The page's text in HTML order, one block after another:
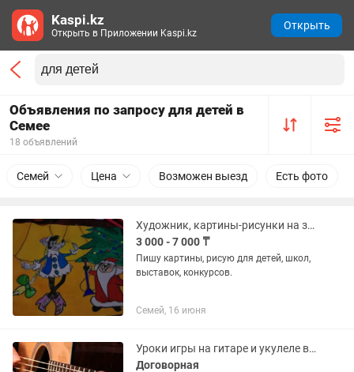
Объявления по запросу для детей в
Семее
18 объявлений
Семей Цена Возможен выезд Есть фото
Художник, картины-рисунки на заказ
3 000 - 7 000 ₸
Пишу картины, рисую для детей, школ,
выставок, конкурсов.
Семей, 16 июня
Уроки игры на гитаре и укулеле в Семее. Гитара мен укелеле сабағы Семей.
Договорная
Kaspi.kz
Открыть в Приложении Kaspi.kz
Открыть